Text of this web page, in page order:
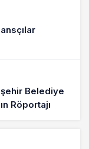
Belediye
Röportajı